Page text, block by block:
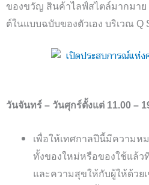
ของขวัญ สินค้าไลฟ์สไตล์มากมาย
ต์ในแบบฉบับของตัวเอง บริเวณ Q
วันจันทร์ – วันศุกร์ตั้งแต่ 11.00 –
เพื่อให้เทศกาลปีนี้มีความห
ทั้งของใหม่หรือของใช้แล้ว
และความสุขให้กับผู้ให้ด้วย